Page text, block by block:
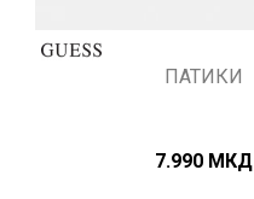
ПАТИКИ
7.990 МКД